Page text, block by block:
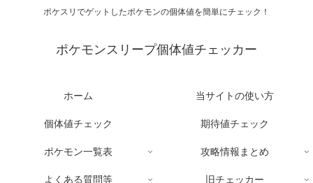
ポケスリでゲットしたポケモンの個体値を簡単にチェック！
ポケモンスリープ個体値チェッカー
ホーム 当サイトの使い方
個体値チェック 期待値チェック
ポケモン一覧表 攻略情報まとめ
よくある質問等 旧チェッカー